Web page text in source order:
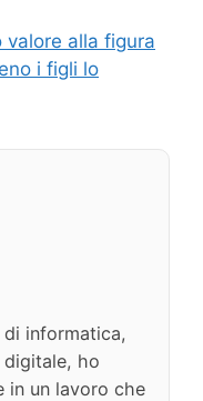
valore alla figura
i figli lo
informatica,
ho
in un lavoro che